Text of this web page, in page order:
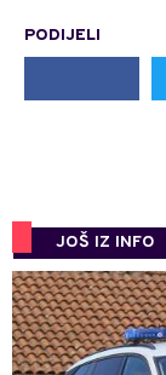
PODIJELI
JOŠ IZ INFO